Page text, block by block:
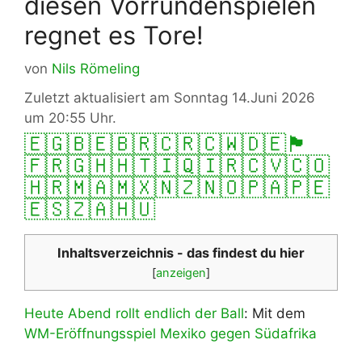
regnet es Tore!
von Nils Römeling
Zuletzt aktualisiert am Sonntag 14.Juni 2026
um 20:55 Uhr.
🇪🇬🇧🇪🇧🇷🇨🇷🇨🇼🇩🇪🏴󠁧󠁢󠁥󠁮󠁧󠁿
🇫🇷🇬🇭🇭🇹🇮🇶🇮🇷🇨🇻🇨🇴
🇭🇷🇲🇦🇲🇽🇳🇿🇳🇴🇵🇦🇵🇪
🇪🇸🇿🇦🇭🇺
Inhaltsverzeichnis - das findest du hier
[anzeigen]
Heute Abend rollt endlich der Ball: Mit dem
WM-Eröffnungsspiel Mexiko gegen Südafrika